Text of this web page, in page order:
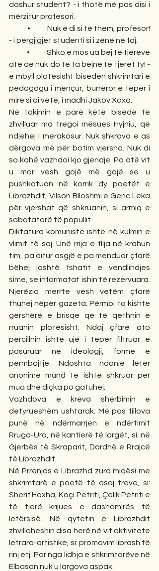
dashur student? - i thotë më pas disi i
mërzitur profesori.
•           Nuk e di si të them, profesor!
- i përgjigjet studenti si i zënë në faj.
•           Shko e mos ua bëj të tjerëve
atë që nuk do të ta bëjnë të tjerët ty! -
e mbyll plotësisht bisedën shkrimtari e
pedagogu i mençur, burrëror e tepër i
mirë si ai vetë, i madhi Jakov Xoxa.
Në takimin e parë këtë bisedë të
zhvilluar ma tregoi mësues Hyjniu, që
ndjehej i merakosur. Nuk shkrova e as
dërgova më për botim vjersha. Nuk di
sa kohë vazhdoi kjo gjendje. Po atë vit
u mor vesh gojë më gojë se u
pushkatuan në korrik dy poetët e
Librazhdit, Vilson Blloshmi e Genc Leka
për vjershat që shkruanin, si armiq e
sabotatorë të popullit.
Diktatura komuniste ishte në kulmin e
vlimit të saj. Unë rrija e flija në krahun
tim, pa ditur asgjë e pa menduar çfarë
bëhej jashtë fshatit e vendlindjes
sime, se informatat ishin të rezervuara.
Njerëzia merrte vesh vetëm çfarë
thuhej nëpër gazeta. Përmbi to kishte
gërshërë e brisqe që të qethnin e
rruanin plotësisht. Ndaj çfarë ato
përcillnin ishte ujë i tepër filtruar e
pasuruar në ideologji, formë e
përmbajtje. Ndoshta ndonjë letër
anonime mund të ishte shkruar për
mua dhe diçka po gatuhej.
Vazhdova e kreva shërbimin e
detyrueshëm ushtarak. Më pas fillova
punë në ndërmarrjen e ndërtimit
Rruga-Ura, në kantierë të largët, si: në
Gjerbës të Skraparit, Dardhë e Rrajcë
të Librazhdit.
Në Prrenjas e Librazhd zura miqësi me
shkrimtarë e poetë të asaj treve, si:
Sherif Hoxha, Koçi Petriti, Çelik Petriti e
të tjerë krijues e dashamirës të
letërsisë. Në qytetin e Librazhdit
zhvilloheshin disa herë në vit aktivitete
letraro-artistike, si: promovim librash të
rinj etj. Por nga lidhja e shkrimtarëve në
Elbasan nuk u largova aspak.